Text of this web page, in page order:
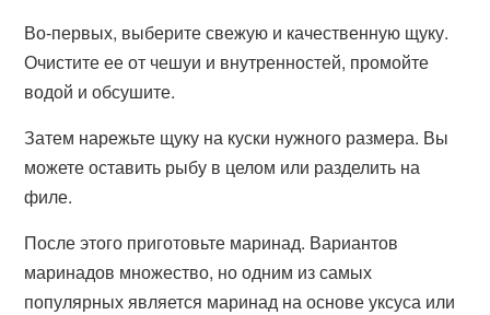
Во-первых, выберите свежую и качественную щуку.
Очистите ее от чешуи и внутренностей, промойте
водой и обсушите.
Затем нарежьте щуку на куски нужного размера. Вы
можете оставить рыбу в целом или разделить на
филе.
После этого приготовьте маринад. Вариантов
маринадов множество, но одним из самых
популярных является маринад на основе уксуса или